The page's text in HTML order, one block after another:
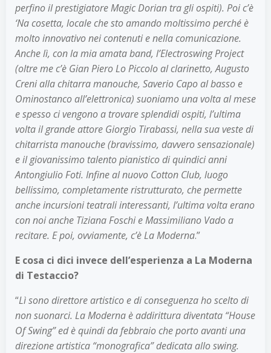
perfino il prestigiatore Magic Dorian tra gli ospiti). Poi c’è
‘Na cosetta, locale che sto amando moltissimo perché è
molto innovativo nei contenuti e nella comunicazione.
Anche lì, con la mia amata band, l’Electroswing Project
(oltre me c’è Gian Piero Lo Piccolo al clarinetto, Augusto
Creni alla chitarra manouche, Saverio Capo al basso e
Ominostanco all’elettronica) suoniamo una volta al mese
e spesso ci vengono a trovare splendidi ospiti, l’ultima
volta il grande attore Giorgio Tirabassi, nella sua veste di
chitarrista manouche (bravissimo, davvero sensazionale)
e il giovanissimo talento pianistico di quindici anni
Antongiulio Foti. Infine al nuovo Cotton Club, luogo
bellissimo, completamente ristrutturato, che permette
anche incursioni teatrali interessanti, l’ultima volta erano
con noi anche Tiziana Foschi e Massimiliano Vado a
recitare. E poi, ovviamente, c’è La Moderna.”
E cosa ci dici invece dell’esperienza a La Moderna
di Testaccio?
“Lì sono direttore artistico e di conseguenza ho scelto di
non suonarci. La Moderna è addirittura diventata “House
Of Swing” ed è quindi da febbraio che porto avanti una
direzione artistica “monografica” dedicata allo swing.